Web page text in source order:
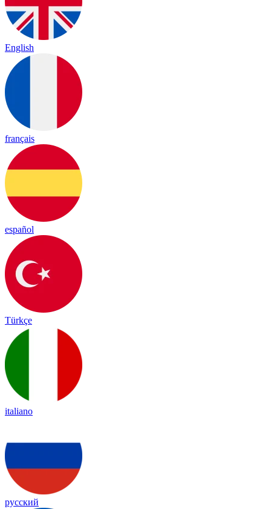
English
français
español
Türkçe
italiano
русский